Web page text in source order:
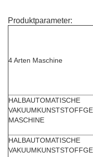
Produktparameter:
4 Arten Maschine
HALBAUTOMATISCHE
MASCHINE
HALBAUTOMATISCHE